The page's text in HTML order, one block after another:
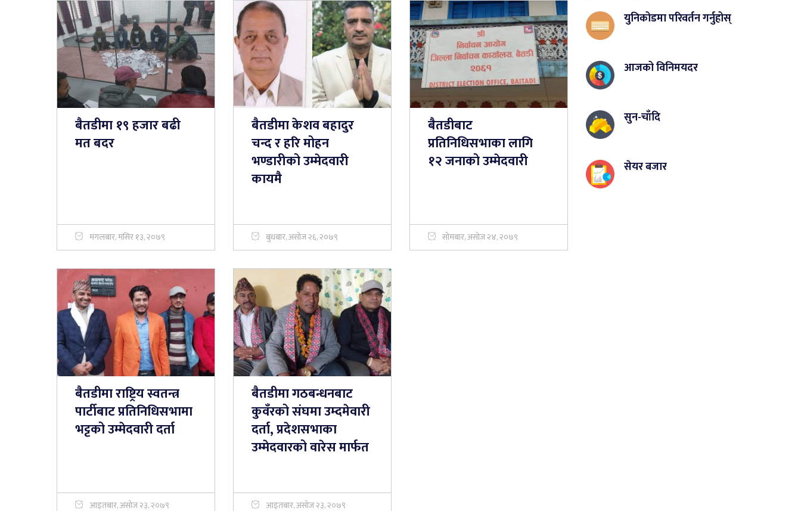
बैतडीमा १९ हजार बढी
मत बदर
मंगलबार, मंसिर १३, २०७९
बैतडीमा केशव बहादुर
चन्द र हरि मोहन
भण्डारीको उम्मेदवारी
कायमै
बुधबार, असोज २६, २०७९
बैतडीबाट
प्रतिनिधिसभाका लागि
१२ जनाको उम्मेदवारी
सोमबार, असोज २४, २०७९
बैतडीमा राष्ट्रिय स्वतन्त्र
पार्टीबाट प्रतिनिधिसभामा
भट्टको उम्मेदवारी दर्ता
आइतबार, असोज २३, २०७९
बैतडीमा गठबन्धनबाट
कुवँरको संघमा उम्दमेवारी
दर्ता, प्रदेशसभाका
उम्मेदवारको वारेस मार्फत
आइतबार, असोज २३, २०७९
युनिकोडमा परिवर्तन गर्नुहोस्
आजको विनिमयदर
सुन-चाँदि
सेयर बजार